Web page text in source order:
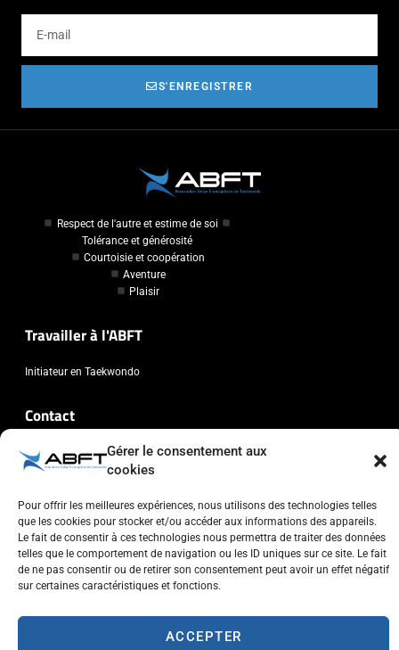
Gérer le consentement aux
cookies
Pour offrir les meilleures expériences, nous utilisons des technologies telles
que les cookies pour stocker et/ou accéder aux informations des appareils.
Le fait de consentir à ces technologies nous permettra de traiter des données
telles que le comportement de navigation ou les ID uniques sur ce site. Le fait
de ne pas consentir ou de retirer son consentement peut avoir un effet négatif
sur certaines caractéristiques et fonctions.
ACCEPTER
S'ENREGISTRER
Respect de l'autre et estime de soi
Tolérance et générosité
Courtoisie et coopération
Aventure
Plaisir
Travailler à l'ABFT
Initiateur en Taekwondo
Contact
Association Belge Francophone de Taekwondo
Chaussée de Wavre, 2057 - 1160 Auderghem
info@abft.be
+32 (0)2 347 34 77
Copyright © 2023 ABFT.BE – Tous droits réservés
Utilisation des cookies